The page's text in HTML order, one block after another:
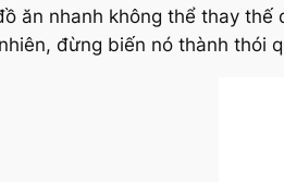
ăn nhanh không thể thay
đừng biến nó thành thói